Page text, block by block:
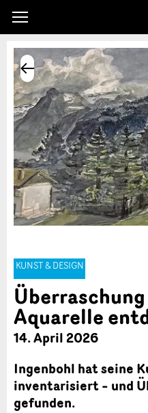
KUNST & DESIGN
Aquarelle
14. April 2026
Ingenbohl hat seine
inventarisiert – und
gefunden.